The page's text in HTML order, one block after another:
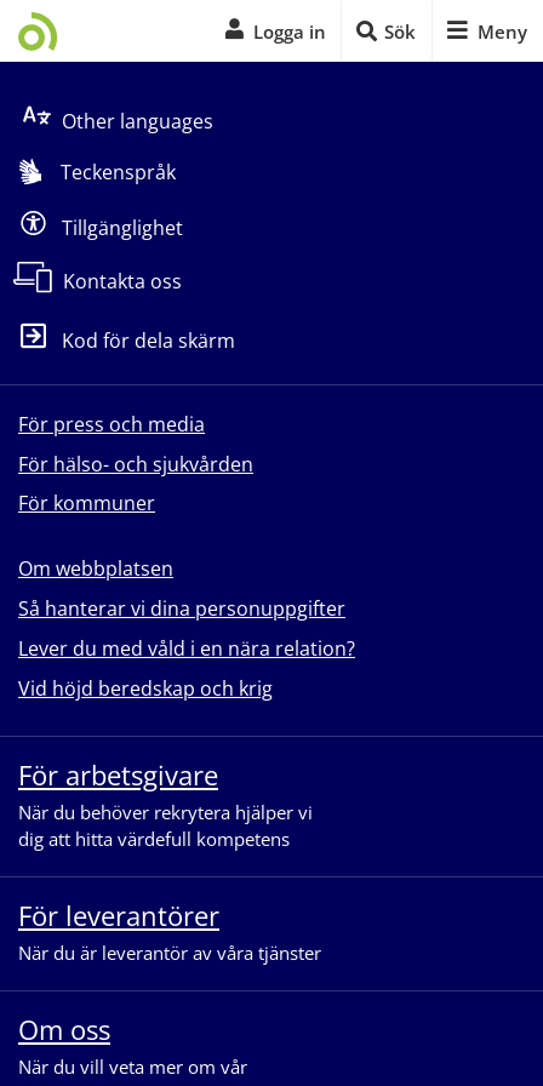
Logga in Sök Meny
Other languages
Teckenspråk
Tillgänglighet
Kontakta oss
Kod för dela skärm
För press och media
För hälso- och sjukvården
För kommuner
Om webbplatsen
Så hanterar vi dina personuppgifter
Lever du med våld i en nära relation?
Vid höjd beredskap och krig
För arbetsgivare
När du behöver rekrytera hjälper vi
dig att hitta värdefull kompetens
För leverantörer
När du är leverantör av våra tjänster
Om oss
När du vill veta mer om vår